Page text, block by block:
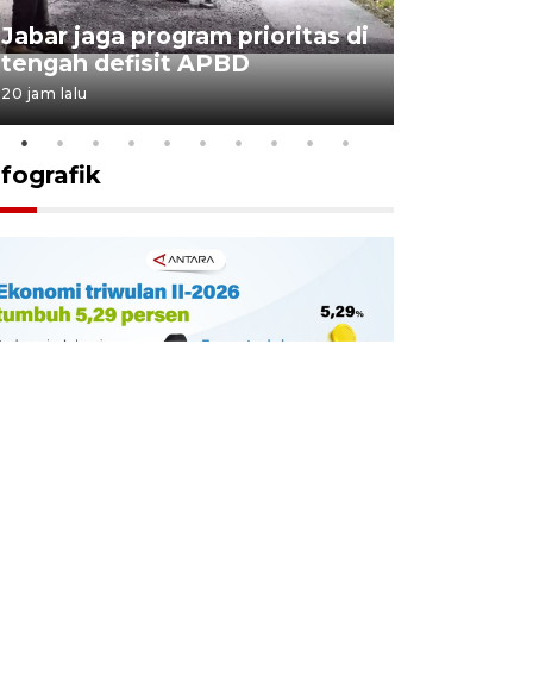
Jabar jaga program prioritas di
tengah defisit APBD
20 jam lalu